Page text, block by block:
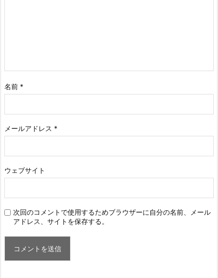
名前 *
メールアドレス *
ウェブサイト
次回のコメントで使用するためブラウザーに自分の名前、メール
アドレス、サイトを保存する。